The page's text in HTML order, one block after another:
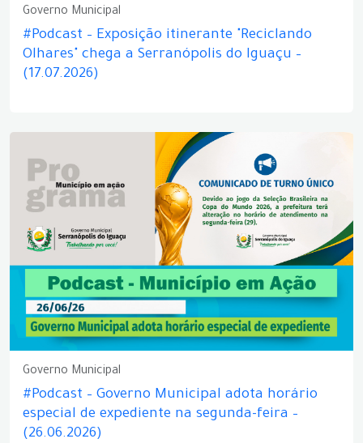
Governo Municipal
#Podcast – Exposição itinerante "Reciclando
Olhares" chega a Serranópolis do Iguaçu –
(17.07.2026)
Governo Municipal
#Podcast – Governo Municipal adota horário
especial de expediente na segunda-feira –
(26.06.2026)